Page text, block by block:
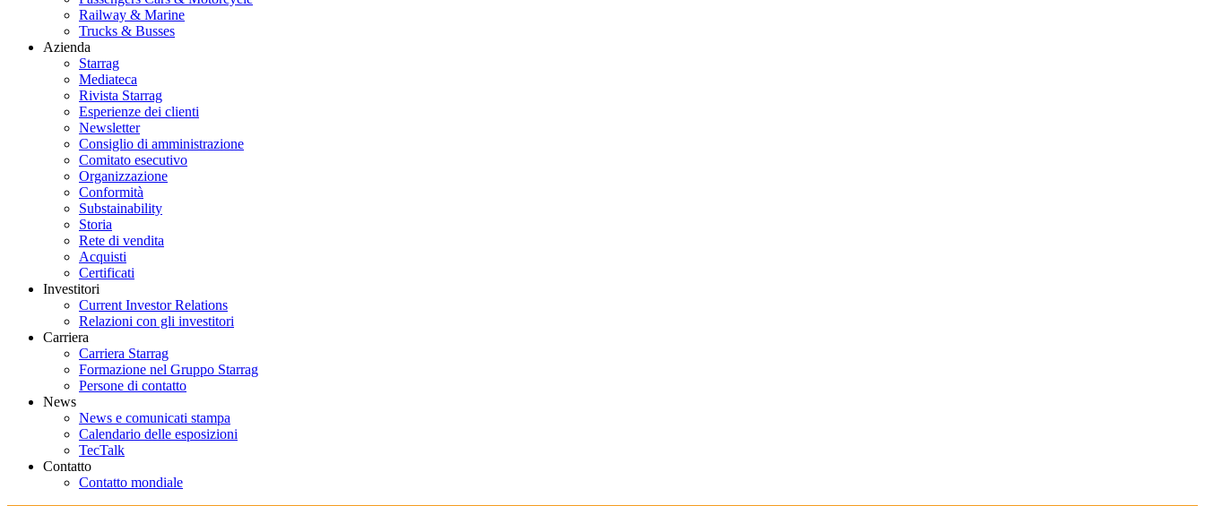
Railway & Marine
Trucks & Busses
Azienda
Starrag
Mediateca
Rivista Starrag
Esperienze dei clienti
Newsletter
Consiglio di amministrazione
Comitato esecutivo
Organizzazione
Conformità
Substainability
Storia
Rete di vendita
Acquisti
Certificati
Investitori
Current Investor Relations
Relazioni con gli investitori
Carriera
Carriera Starrag
Formazione nel Gruppo Starrag
Persone di contatto
News
News e comunicati stampa
Calendario delle esposizioni
TecTalk
Contatto
Contatto mondiale